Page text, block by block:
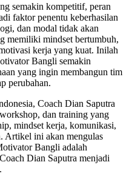
semakin kompetitif, peran
faktor penentu keberhasilan
dan modal tidak akan
memiliki mindset bertumbuh,
kerja yang kuat. Inilah
Bangli semakin
yang ingin membangun tim
perubahan.
Coach Dian Saputra
dan training yang
mindset kerja, komunikasi,
Artikel ini akan mengulas
Bangli adalah
Dian Saputra menjadi